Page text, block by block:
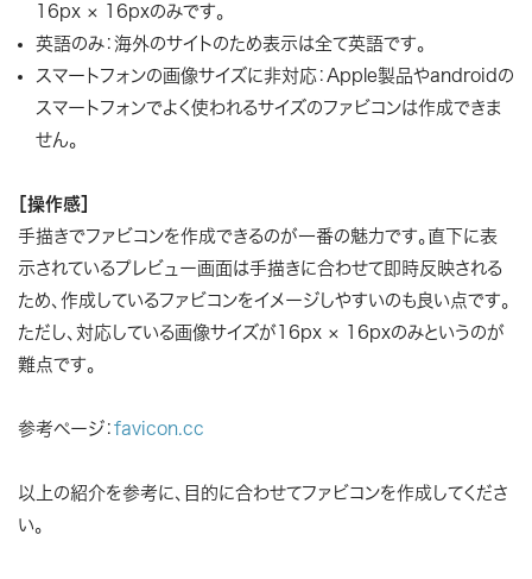
16px × 16pxのみです。
英語のみ：海外のサイトのため表示は全て英語です。
スマートフォンの画像サイズに非対応：Apple製品やandroidの
スマートフォンでよく使われるサイズのファビコンは作成できま
せん。
［操作感］
手描きでファビコンを作成できるのが一番の魅力です。直下に表
示されているプレビュー画面は手描きに合わせて即時反映される
ため、作成しているファビコンをイメージしやすいのも良い点です。
ただし、対応している画像サイズが16px × 16pxのみというのが
難点です。
参考ページ： favicon.cc
以上の紹介を参考に、目的に合わせてファビコンを作成してくださ
い。